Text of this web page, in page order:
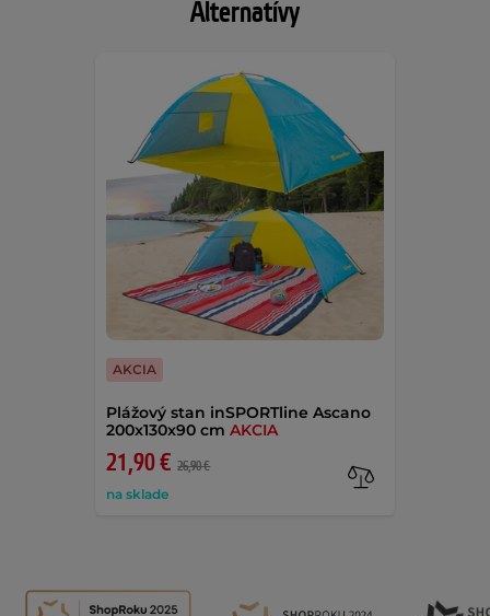
Alternatívy
Plážový stan inSPORTline Ascano
200x130x90 cmAKCIA
21,90 € 26,90 €
na sklade
AKCIA